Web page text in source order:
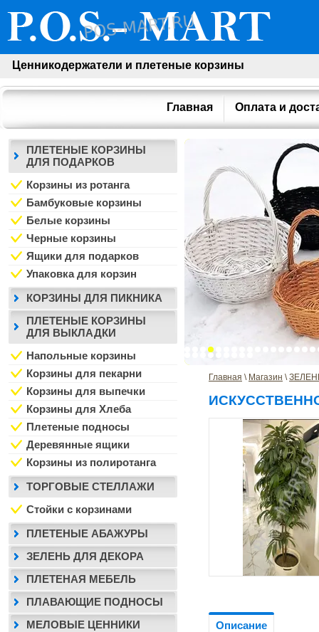
Ценникодержатели и плетеные корзины
Главная Оплата и
Главная \ Магазин \
Описание
ПЛЕТЕНЫЕ КОРЗИНЫ
ДЛЯ ПОДАРКОВ
Корзины из ротанга
Бамбуковые корзины
Белые корзины
Черные корзины
Ящики для подарков
Упаковка для корзин
КОРЗИНЫ ДЛЯ ПИКНИКА
ПЛЕТЕНЫЕ КОРЗИНЫ
ДЛЯ ВЫКЛАДКИ
Напольные корзины
Корзины для пекарни
Корзины для выпечки
Корзины для Хлеба
Плетеные подносы
Деревянные ящики
Корзины из полиротанга
ТОРГОВЫЕ СТЕЛЛАЖИ
Стойки с корзинами
ПЛЕТЕНЫЕ АБАЖУРЫ
ЗЕЛЕНЬ ДЛЯ ДЕКОРА
ПЛЕТЕНАЯ МЕБЕЛЬ
ПЛАВАЮЩИЕ ПОДНОСЫ
МЕЛОВЫЕ ЦЕННИКИ